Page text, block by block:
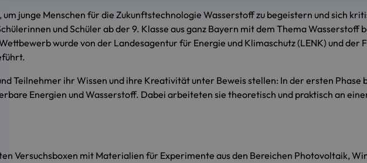
junge Menschen für die Zukunftstechnologie Wasserstoff zu begeistern und sich
und Schüler ab der 9. Klasse aus ganz Bayern mit dem Thema Wasserstoff
wurde von der Landesagentur für Energie und Klimaschutz (LENK) und der
Teilnehmer ihr Wissen und ihre Kreativität unter Beweis stellen: In der ersten
Energien und Wasserstoff. Dabei arbeiteten sie theoretisch und praktisch an
Versuchsboxen mit Materialien für Experimente aus den Bereichen Photovoltaik,